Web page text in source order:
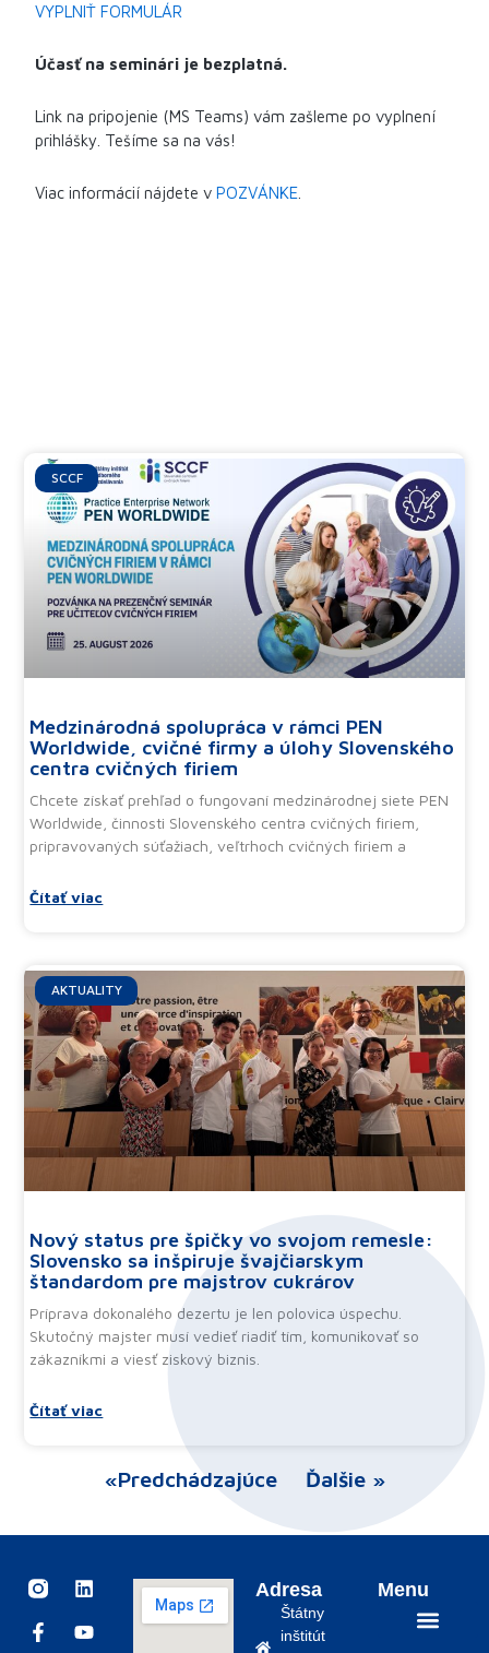
VYPLNIŤ FORMULÁR
Účasť na seminári je bezplatná.
Link na pripojenie (MS Teams) vám zašleme po vyplnení
prihlášky. Tešíme sa na vás!
Viac informácií nájdete vPOZVÁNKE
Ďalšie články
SCCF
Medzinárodná spolupráca v rámci PEN
Worldwide, cvičné firmy a úlohy Slovenského
centra cvičných firiem
Chcete získať prehľad o fungovaní medzinárodnej siete PEN
Worldwide, činnosti Slovenského centra cvičných firiem,
pripravovaných súťažiach, veľtrhoch cvičných firiem a
Čítať viac
AKTUALITY
Nový status pre špičky vo svojom remesle:
Slovensko sa inšpiruje švajčiarskym
štandardom pre majstrov cukrárov
Príprava dokonalého dezertu je len polovica úspechu.
Skutočný majster musí vedieť riadiť tím, komunikovať so
zákazníkmi a viesť ziskový biznis.
Čítať viac
«Predchádzajúce Ďalšie »
I
s
t
L
n
k
F
c
e
Y
u
t
Adresa
Štátny
inštitút
Menu